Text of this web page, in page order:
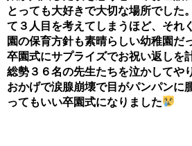
とっても大好きで大切な場所でした
て３人目を考えてしまうほど、それ
園の保育方針も素晴らしい幼稚園だ
卒園式にサプライズでお祝い返しを
総勢３６名の先生たちを泣かしてや
おかげで涙腺崩壊で目がパンパンに
ってもいい卒園式になりました